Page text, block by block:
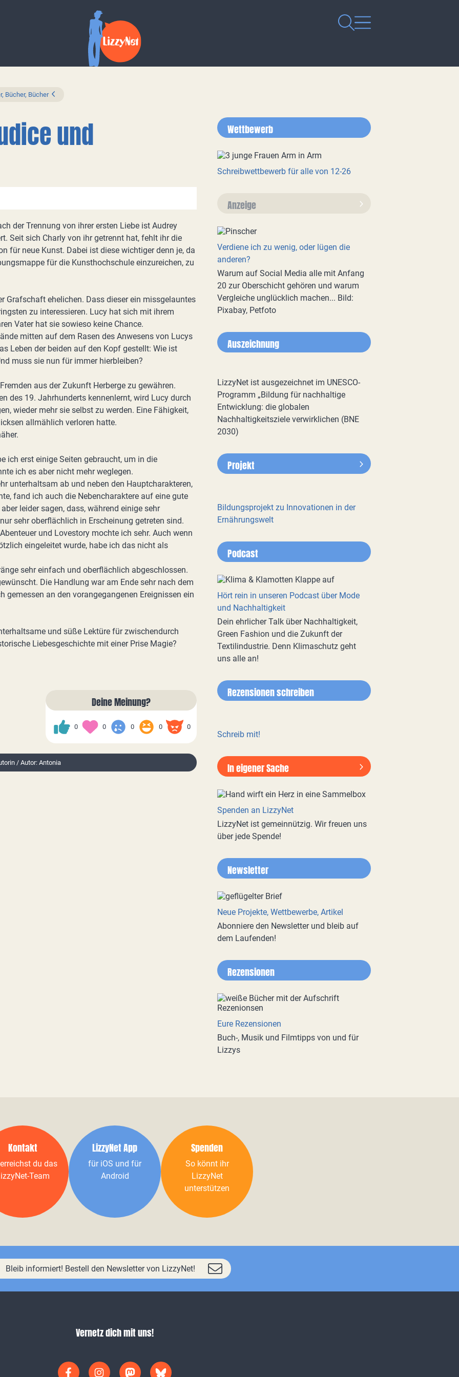
Bücher, Bücher
und
der Trennung von ihrer ersten Liebe ist Audrey
Seit sich Charly von ihr getrennt hat, fehlt ihr die
für neue Kunst. Dabei ist diese wichtiger denn je, da
für die Kunsthochschule einzureichen, zu
Grafschaft ehelichen. Dass dieser ein missgelauntes
zu interessieren. Lucy hat sich mit ihrem
Vater hat sie sowieso keine Chance.
mitten auf dem Rasen des Anwesens von Lucys
Leben der beiden auf den Kopf gestellt: Wie ist
muss sie nun für immer hierbleiben?
aus der Zukunft Herberge zu gewähren.
des 19. Jahrhunderts kennenlernt, wird Lucy durch
wieder mehr sie selbst zu werden. Eine Fähigkeit,
allmählich verloren hatte.
ich erst einige Seiten gebraucht, um in die
ich es aber nicht mehr weglegen.
unterhaltsam ab und neben den Hauptcharakteren,
fand ich auch die Nebencharaktere auf eine gute
leider sagen, dass, während einige sehr
sehr oberflächlich in Erscheinung getreten sind.
und Lovestory mochte ich sehr. Auch wenn
eingeleitet wurde, habe ich das nicht als
sehr einfach und oberflächlich abgeschlossen.
Die Handlung war am Ende sehr nach dem
gemessen an den vorangegangenen Ereignissen ein
und süße Lektüre für zwischendurch
Liebesgeschichte mit einer Prise Magie?
Deine Meinung?
0 0 0 0 0
/ Autor: Antonia
Wettbewerb
Schreibwettbewerb für alle von 12-26
Anzeige
Verdiene ich zu wenig, oder lügen die
anderen?
Warum auf Social Media alle mit Anfang
20 zur Oberschicht gehören und warum
Vergleiche unglücklich machen... Bild:
Pixabay, Petfoto
Auszeichnung
LizzyNet ist ausgezeichnet im UNESCO-
Programm „Bildung für nachhaltige
Entwicklung: die globalen
Nachhaltigkeitsziele verwirklichen (BNE
2030)
Projekt
Bildungsprojekt zu Innovationen in der
Ernährungswelt
Podcast
Hört rein in unseren Podcast über Mode
und Nachhaltigkeit
Dein ehrlicher Talk über Nachhaltigkeit,
Green Fashion und die Zukunft der
Textilindustrie. Denn Klimaschutz geht
uns alle an!
Rezensionen schreiben
Schreib mit!
In eigener Sache
Spenden an LizzyNet
LizzyNet ist gemeinnützig. Wir freuen uns
über jede Spende!
Newsletter
Neue Projekte, Wettbewerbe, Artikel
Abonniere den Newsletter und bleib auf
dem Laufenden!
Rezensionen
Eure Rezensionen
Buch-, Musik und Filmtipps von und für
Lizzys
Kontakt
du das
Team
LizzyNet App
für iOS und für
Android
Spenden
So könnt ihr
LizzyNet
unterstützen
Bleib informiert! Bestell den Newsletter von LizzyNet!
Vernetz dich mit uns!